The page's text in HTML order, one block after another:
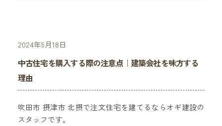
2024年5月18日
中古住宅を購入する際の注意点｜建築会社を味方する
理由
吹田市 摂津市 北摂で注文住宅を建てるならオギ建設の
スタッフです。